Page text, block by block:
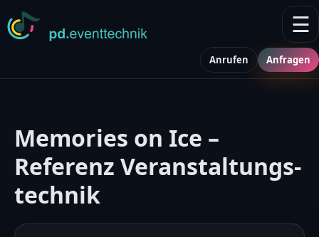
Anrufen Anfragen
☰
Memories on Ice –
Referenz Veranstaltungs-
technik